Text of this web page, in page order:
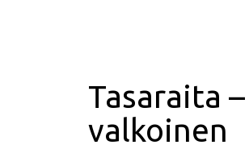
Tasaraita
valkoinen